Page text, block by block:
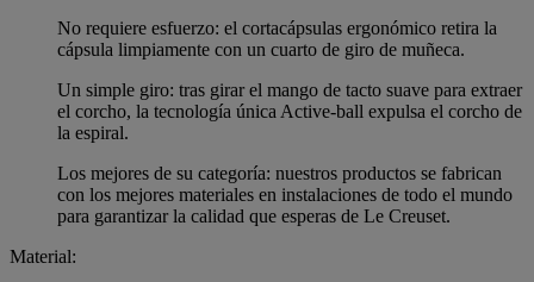
No requiere esfuerzo: el cortacápsulas ergonómico retira la
cápsula limpiamente con un cuarto de giro de muñeca.
Un simple giro: tras girar el mango de tacto suave para extraer
el corcho, la tecnología única Active-ball expulsa el corcho de
la espiral.
Los mejores de su categoría: nuestros productos se fabrican
con los mejores materiales en instalaciones de todo el mundo
para garantizar la calidad que esperas de Le Creuset.
Material: